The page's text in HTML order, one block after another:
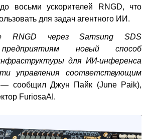
восьми ускорителей RNGD, что
для задач агентного ИИ.
RNGD через Samsung SDS
предприятиям новый способ
для ИИ-инференса
управления соответствующим
— сообщил Джун Пайк (June Paik),
FuriosaAI.